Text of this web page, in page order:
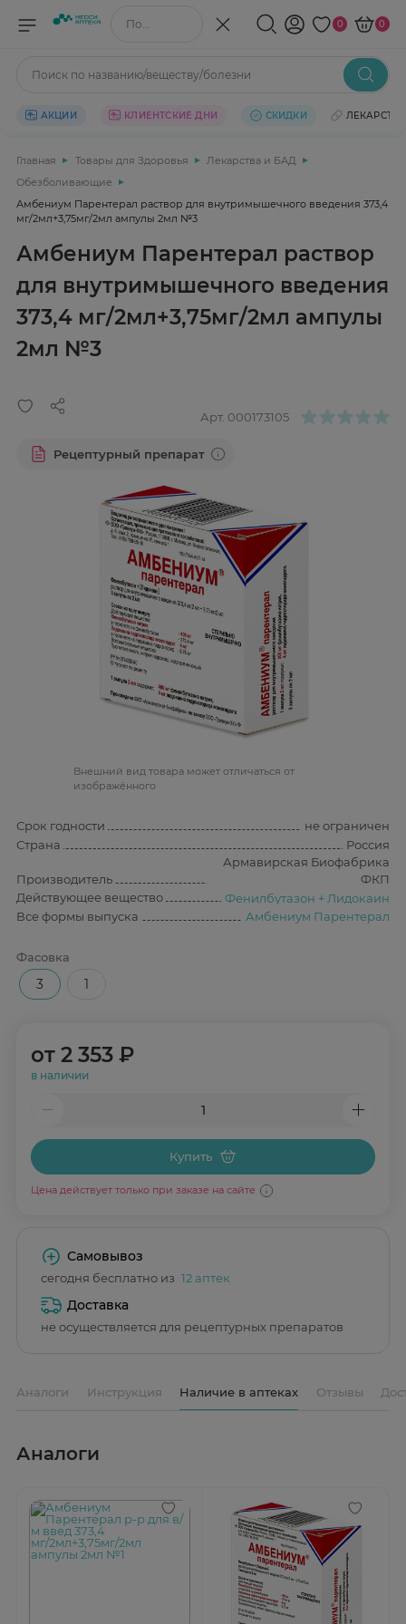
Поиск по названию/веществу 0 0
Поиск по названию/веществу/болезни
АКЦИИ КЛИЕНТСКИЕ ДНИ СКИДКИ ЛЕКАРСТВА
Главная Товары для Здоровья
Лекарства и БАД
Обезболивающие
Амбениум Парентерал раствор для внутримышечного введения 373,4
мг/2мл+3,75мг/2мл ампулы 2мл №3
Амбениум Парентерал раствор
для внутримышечного введения
373,4 мг/2мл+3,75мг/2мл ампулы
2мл №3
Арт. 000173105
Рецептурный препарат
Bнешний вид товара может отличаться от
изображённого
Срок годности
не ограничен
Страна
Россия
Производитель
Армавирская Биофабрика
ФКП
Действующее вещество
Фенилбутазон + Лидокаин
Все формы выпуска
Амбениум Парентерал
Фасовка
3 1
от 2 353 ₽
в наличии
Купить
Цена действует только при заказе на сайте
Самовывоз
сегодня бесплатно из 12 аптек
Доставка
не осуществляется для рецептурных препаратов
Аналоги Инструкция Наличие в аптеках Отзывы
Аналоги